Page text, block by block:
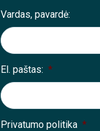
Vardas, pavardė:
El. paštas: *
Privatumo politika *